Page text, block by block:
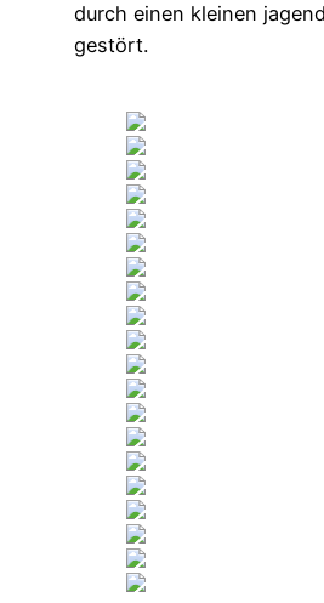
durch einen kleinen
gestört.